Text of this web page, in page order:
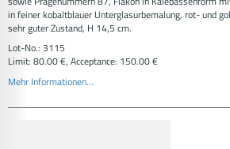
in feiner kobaltblauer Unterglasurbemalung, rot- und
sehr guter Zustand, H 14,5 cm.
Lot-No.: 3115
Limit: 80.00 €, Acceptance: 150.00 €
Mehr Informationen...